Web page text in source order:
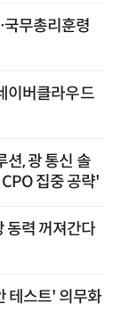
무총리훈령
이버클라우드
션, 광 통신 솔
집중 공략'
동력 꺼져간다
테스트' 의무화